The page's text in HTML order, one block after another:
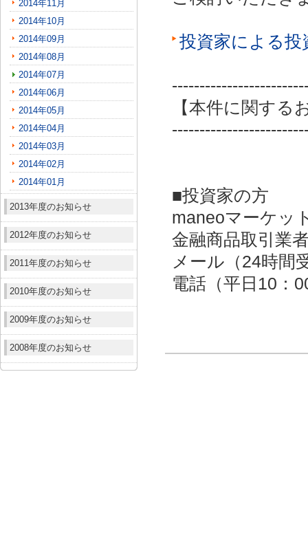
2014年11月
2014年10月
2014年09月
2014年08月
2014年07月
2014年06月
2014年05月
2014年04月
2014年03月
2014年02月
2014年01月
2013年度のお知らせ
2012年度のお知らせ
2011年度のお知らせ
2010年度のお知らせ
2009年度のお知らせ
2008年度のお知らせ
投資家による
【本件に関する
■投資家の方
maneoマーケッ
金融商品取引業
メール（24時間
電話（平日10：